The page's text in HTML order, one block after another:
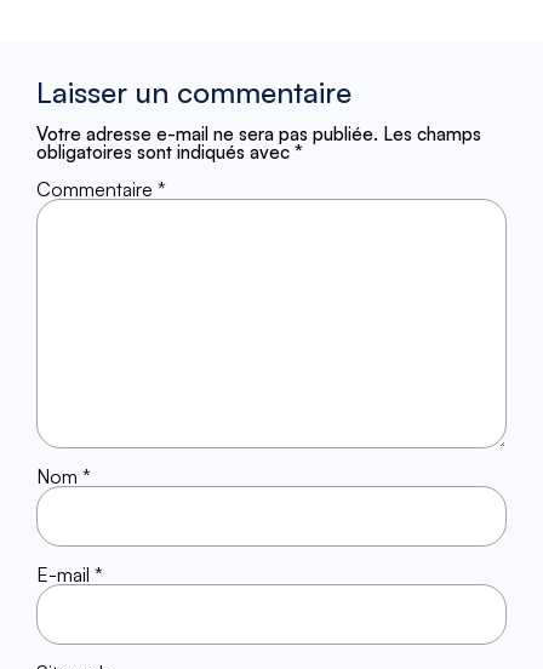
Laisser un commentaire
Votre adresse e-mail ne sera pas publiée. Les champs
obligatoires sont indiqués avec *
Commentaire *
Nom *
E-mail *